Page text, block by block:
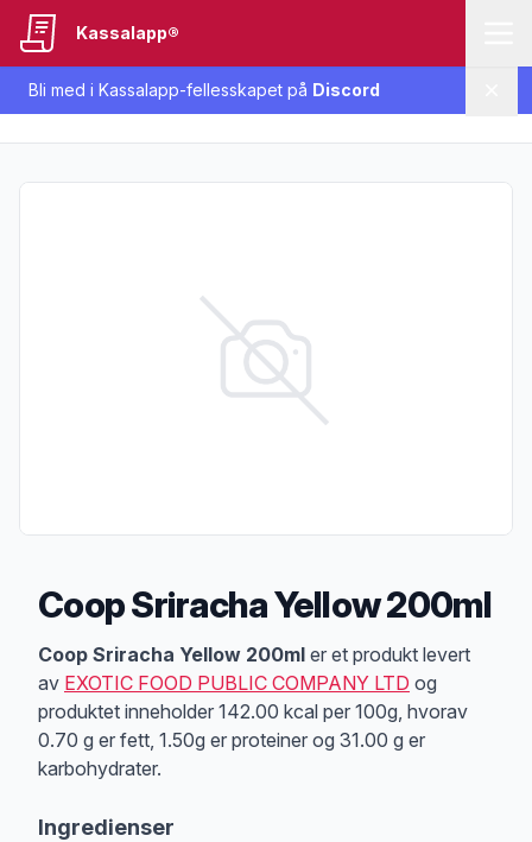
Bli med i Kassalapp-fellesskapet på Discord
Kassalapp®
Coop Sriracha Yellow 200ml
Produktbeskrivelse
Coop Sriracha Yellow 200ml er et produkt levert
av EXOTIC FOOD PUBLIC COMPANY LTD og
produktet inneholder 142.00 kcal per 100g, hvorav
0.70 g er fett, 1.50g er proteiner og 31.00 g er
karbohydrater.
Ingredienser